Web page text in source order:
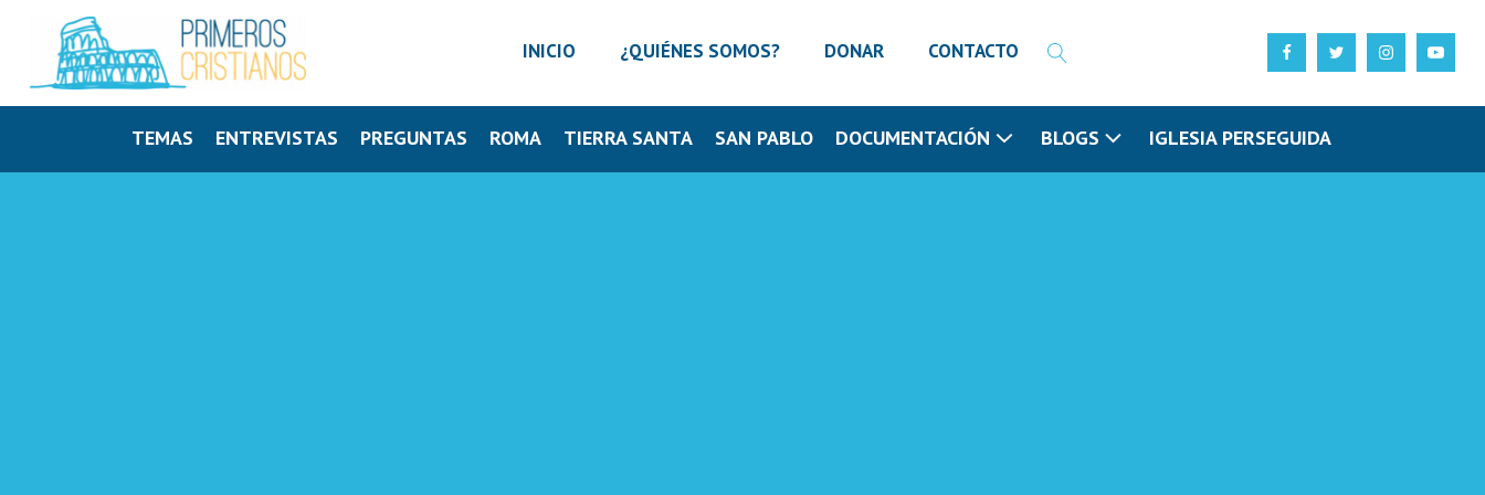
INICIO ¿QUIÉNES SOMOS? DONAR CONTACTO
TEMAS ENTREVISTAS PREGUNTAS ROMA TIERRA SANTA SAN PABLO DOCUMENTACIÓN BLOGS IGLESIA PERSEGUIDA